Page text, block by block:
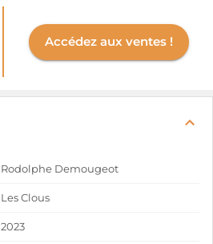
Accédez aux ventes !
Rodolphe Demougeot
Les Clous
2023